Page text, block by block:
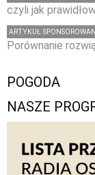
czyli jak
ARTYKUŁ
Porównanie
POGODA
NASZE